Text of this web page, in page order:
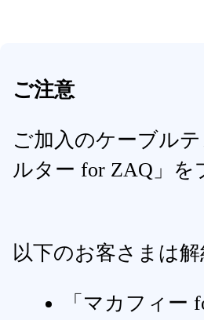
ご注意
ご加入のケーブル
ルター for ZAQ」
以下のお客さまは
「マカフィ